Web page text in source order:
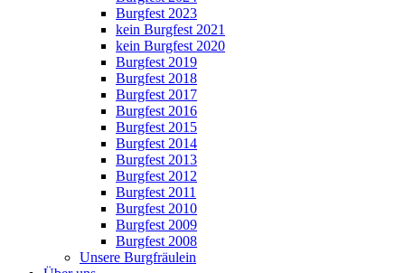
Burgfest 2023
kein Burgfest 2021
kein Burgfest 2020
Burgfest 2019
Burgfest 2018
Burgfest 2017
Burgfest 2016
Burgfest 2015
Burgfest 2014
Burgfest 2013
Burgfest 2012
Burgfest 2011
Burgfest 2010
Burgfest 2009
Burgfest 2008
Unsere Burgfräulein